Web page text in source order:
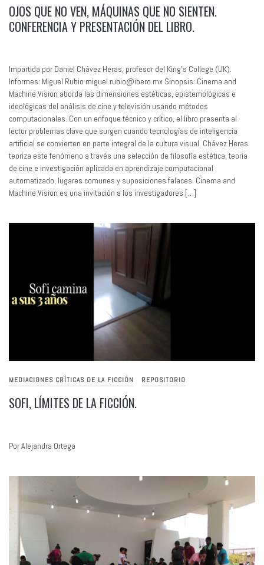
OJOS QUE NO VEN, MÁQUINAS QUE NO SIENTEN.
CONFERENCIA Y PRESENTACIÓN DEL LIBRO.
Impartida por Daniel Chávez Heras, profesor del King’s College (UK).
Informes: Miguel Rubio miguel.rubio@ibero.mx Sinopsis: Cinema and
Machine Vision aborda las dimensiones estéticas, epistemológicas e
ideológicas del análisis de cine y televisión usando métodos
computacionales. Con un enfoque técnico y crítico, el libro presenta al
lector problemas clave que surgen cuando tecnologías de inteligencia
artificial se convierten en parte integral de la cultura visual. Chávez Heras
teoriza este fenómeno a través una selección de filosofía estética, teoría
de cine e investigación aplicada en aprendizaje computacional
automatizado, lugares comunes y suposiciones falaces. Cinema and
Machine Vision es una invitación a los investigadores […]
MEDIACIONES CRÍTICAS DE LA FICCIÓN REPOSITORIO
SOFI, LÍMITES DE LA FICCIÓN.
Por Alejandra Ortega